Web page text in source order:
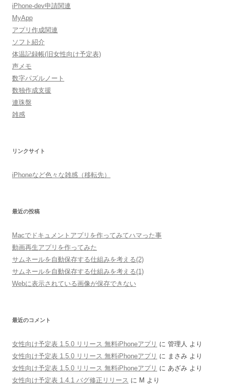
iPhone-dev申請関連
MyApp
アプリ作成関連
ソフト紹介
体温記録帳(旧女性向け予定表)
声メモ
数字パズルノート
数独作成支援
連珠盤
雑感
リンクサイト
iPhoneなど色々な雑感（移転先）
最近の投稿
Macでドキュメントアプリを作ってみてハマった事
動画再生アプリを作ってみた
サムネールを自動保存する仕組みを考える(2)
サムネールを自動保存する仕組みを考える(1)
Webに表示されている画像が保存できない
最近のコメント
女性向け予定表 1.5.0 リリース 無料iPhoneアプリ に 管理人 より
女性向け予定表 1.5.0 リリース 無料iPhoneアプリ に まさみ より
女性向け予定表 1.5.0 リリース 無料iPhoneアプリ に あざみ より
女性向け予定表 1.4.1 バグ修正リリース に M より